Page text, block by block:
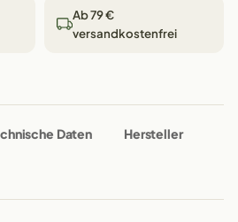
Ab 79 €
versandkostenfrei
Daten Hersteller